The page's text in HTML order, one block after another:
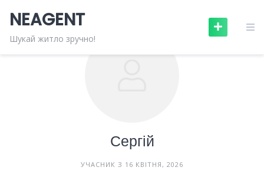
content
NEAGENT
Шукай житло зручно!
Сергій
УЧАСНИК З 16 КВІТНЯ, 2026